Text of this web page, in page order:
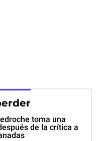
toma una
de la crítica a